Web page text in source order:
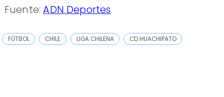
Fuente:ADN Deportes
FÚTBOL CHILE LIGA CHILENA CD HUACHIPATO